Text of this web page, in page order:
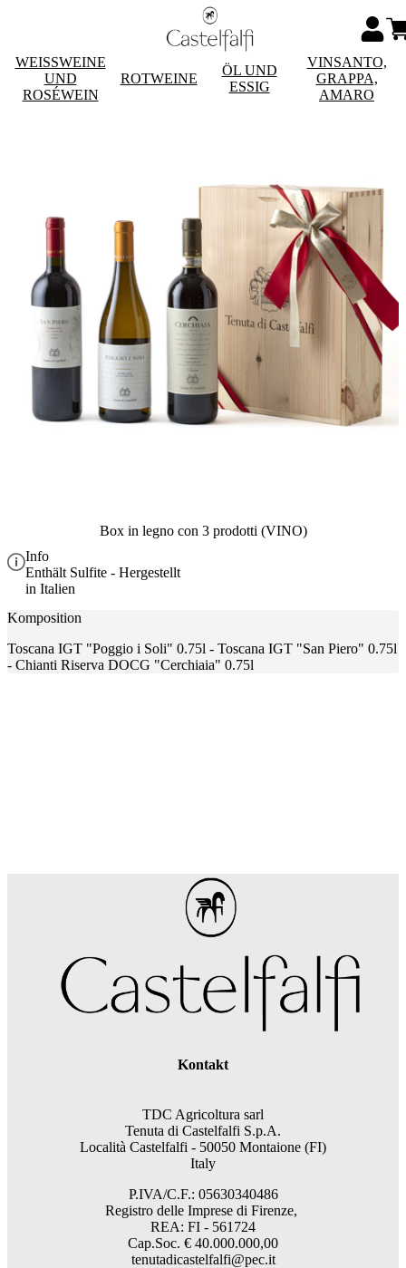
WEISSWEINE
UND
ROSÉWEIN
ROTWEINE
ÖL UND
ESSIG
VINSANTO,
GRAPPA,
AMARO
Box in legno con 3 prodotti (VINO)
Info
Enthält Sulfite - Hergestellt
in Italien
Komposition
Toscana IGT "Poggio i Soli" 0.75l - Toscana IGT "San Piero" 0.75l
- Chianti Riserva DOCG "Cerchiaia" 0.75l
Kontakt
TDC Agricoltura sarl
Tenuta di Castelfalfi S.p.A.
Località Castelfalfi - 50050 Montaione (FI)
Italy
P.IVA/C.F.: 05630340486
Registro delle Imprese di Firenze,
REA: FI - 561724
Cap.Soc. € 40.000.000,00
tenutadicastelfalfi@pec.it